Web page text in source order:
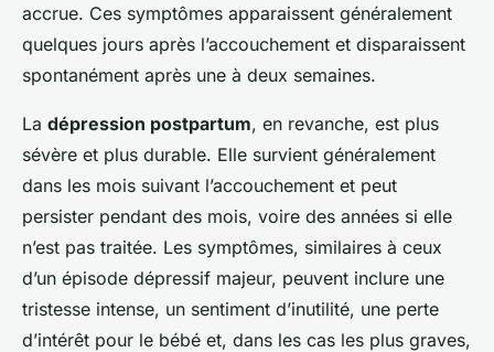
accrue. Ces symptômes apparaissent généralement
quelques jours après l’accouchement et disparaissent
spontanément après une à deux semaines.
La dépression postpartum, en revanche, est plus
sévère et plus durable. Elle survient généralement
dans les mois suivant l’accouchement et peut
persister pendant des mois, voire des années si elle
n’est pas traitée. Les symptômes, similaires à ceux
d’un épisode dépressif majeur, peuvent inclure une
tristesse intense, un sentiment d’inutilité, une perte
d’intérêt pour le bébé et, dans les cas les plus graves,